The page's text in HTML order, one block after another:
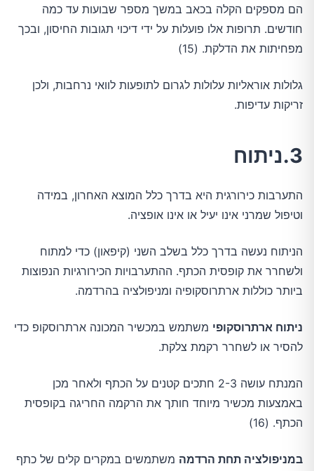
הם מספקים הקלה בכאב במשך מספר שבועות עד כמה
חודשים. תרופות אלו פועלות על ידי דיכוי תגובות החיסון, ובכך
מפחיתות את הדלקת. (15)
גלולות אוראליות עלולות לגרום לתופעות לוואי נרחבות, ולכן
זריקות עדיפות.
3.ניתוח
התערבות כירורגית היא בדרך כלל המוצא האחרון, במידה
וטיפול שמרני אינו יעיל או אינו אופציה.
הניתוח נעשה בדרך כלל בשלב השני (קיפאון) כדי למתוח
ולשחרר את קופסית הכתף. ההתערבויות הכירורגיות הנפוצות
ביותר כוללות ארתרוסקופיה ומניפולציה בהרדמה.
ניתוח ארתרוסקופי משתמש במכשיר המכונה ארתרוסקופ כדי
להסיר או לשחרר רקמת צלקת.
המנתח עושה 2-3 חתכים קטנים על הכתף ולאחר מכן
באמצעות מכשיר מיוחד חותך את הרקמה החריגה בקופסית
הכתף. (16)
במניפולציה תחת הרדמה משתמשים במקרים קלים של כתף